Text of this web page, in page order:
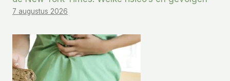
7 augustus 2026